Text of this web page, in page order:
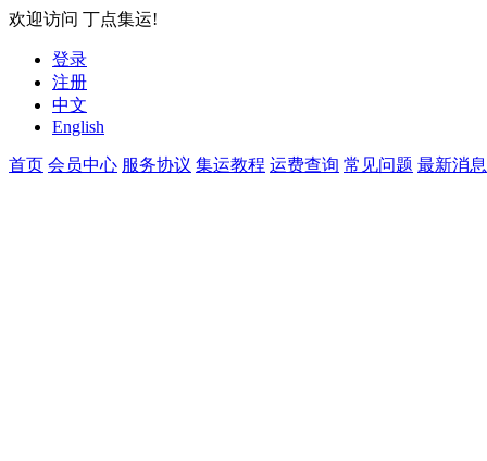
欢迎访问 丁点集运!
登录
注册
中文
English
首页 会员中心 服务协议 集运教程 运费查询 常见问题 最新消息